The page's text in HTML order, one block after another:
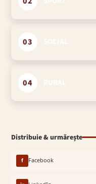
03
04
Distribuie & urmărește
f Facebook